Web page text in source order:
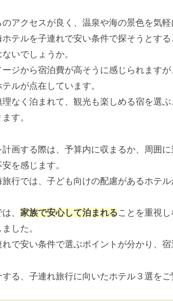
アクセスが良く、温泉や海の景色を気軽
テルを子連れで安い条件で探そうとす
いでしょうか。
ジから宿泊費が高そうに感じられます
ルが点在しています。
なく泊まれて、観光も楽しめる宿を選
す。
画する際は、予算内に収まるか、周囲
を感じます。
行では、子ども向けの配慮があるホテル
、 家族で安心して泊まれることを重視
した。
で安い条件で選ぶポイントが分かり、宿
る、子連れ旅行に向いたホテル３選をご